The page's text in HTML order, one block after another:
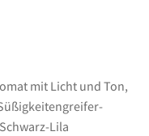
mit Licht und Ton,
Lila